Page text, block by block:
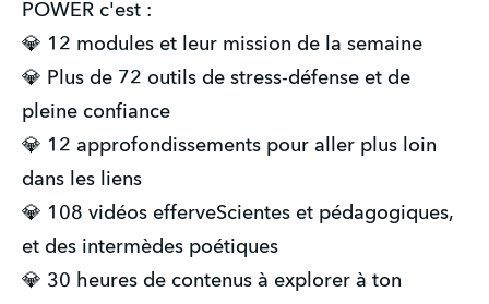
POWER c'est :
💎 12 modules et leur mission de la semaine
💎 Plus de 72 outils de stress-défense et de
pleine confiance
💎 12 approfondissements pour aller plus loin
dans les liens
💎 108 vidéos efferveScientes et pédagogiques,
et des intermèdes poétiques
💎 30 heures de contenus à explorer à ton